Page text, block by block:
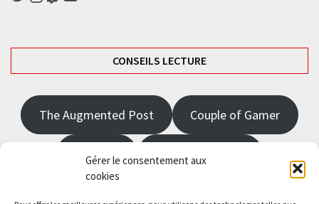
Gérer le consentement aux
cookies
CONSEILS LECTURE
The Augmented Post Couple of Gamer
JRPGFR State of Gaming